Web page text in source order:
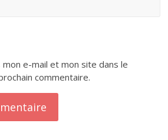
e-mail et mon site dans le
commentaire.